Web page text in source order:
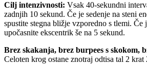
Cilj intenzivnosti: Vsak 40-sekundni
zadnjih 10 sekund. Če je sedenje na steni
spustite stegna bližje vzporedno s tlemi. Če
upočasnite ekscentrik še na 5 sekund.
Brez skakanja, brez burpees s skokom,
Celoten krog ostane znotraj odtisa tal 2 krat